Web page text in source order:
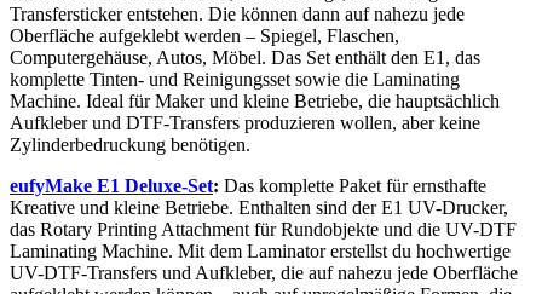
Transfersticker entstehen. Die können dann auf nahezu jede
Oberfläche aufgeklebt werden – Spiegel, Flaschen,
Computergehäuse, Autos, Möbel. Das Set enthält den E1, das
komplette Tinten- und Reinigungsset sowie die Laminating
Machine. Ideal für Maker und kleine Betriebe, die hauptsächlich
Aufkleber und DTF-Transfers produzieren wollen, aber keine
Zylinderbedruckung benötigen.
eufyMake E1 Deluxe-Set: Das komplette Paket für ernsthafte
Kreative und kleine Betriebe. Enthalten sind der E1 UV-Drucker,
das Rotary Printing Attachment für Rundobjekte und die UV-DTF
Laminating Machine. Mit dem Laminator erstellst du hochwertige
UV-DTF-Transfers und Aufkleber, die auf nahezu jede Oberfläche